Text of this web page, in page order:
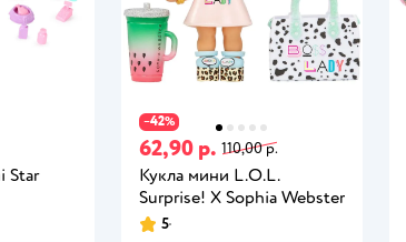
Star
−42%
62,90 р. 110,00 р.
Кукла мини L.O.L.
Surprise! X Sophia Webster
5